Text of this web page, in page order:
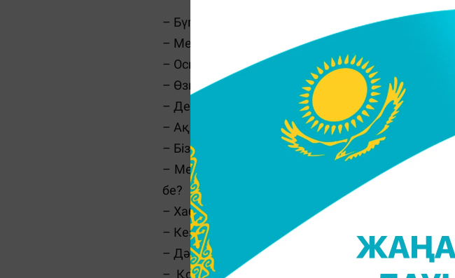
– Бүгін айна алдында ұзақ айналдың ғой.
– Мен бе? Өзіме ғашық болып тұрмын.
– Осы адамдар қалай өзін сонша жақсы көреді?
– Өзгеге ғашық болсаң, өзіңді де жақсы көріп,
– Демек, ғашықпын де. Сенің назарыңды
– Ақын!
– Біздің жатақханада сенің талғамыңа сай
– Менің талғамыма сай болғанымен, ол мені
бе?
– Хабарласса ұнататының белгісі ме?
– Кез келген қызға ақылдым, сүйкімдім деп
– Дәл солай! Жігіттер барлық қызға тәтті сөзін
– Қойшы. Ол ондай емес. Менің өзім